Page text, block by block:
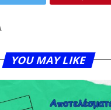
YOU MAY LIKE